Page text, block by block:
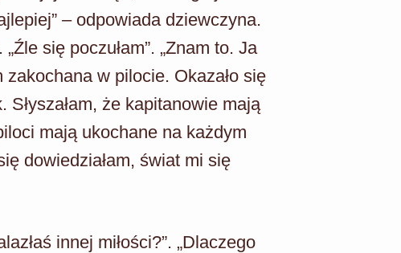
– odpowiada dziewczyna.
się poczułam”. „Znam to. Ja
w pilocie. Okazało się
Słyszałam, że kapitanowie mają
mają ukochane na każdym
dowiedziałam, świat mi się
innej miłości?”. „Dlaczego